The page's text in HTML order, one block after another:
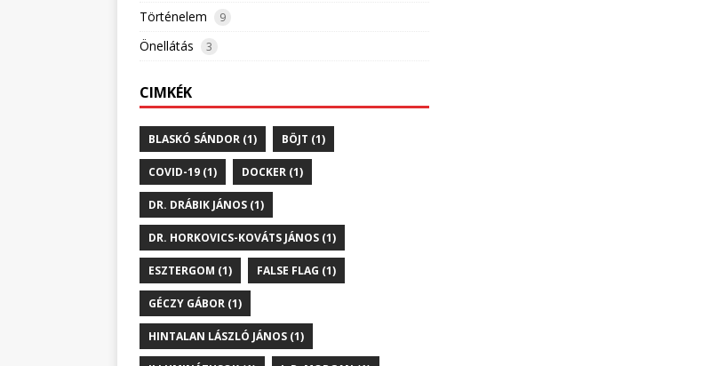
Történelem 9
Önellátás 3
CIMKÉK
BLASKÓ SÁNDOR (1) BÖJT (1)
COVID-19 (1) DOCKER (1)
DR. DRÁBIK JÁNOS (1)
DR. HORKOVICS-KOVÁTS JÁNOS (1)
ESZTERGOM (1) FALSE FLAG (1)
GÉCZY GÁBOR (1)
HINTALAN LÁSZLÓ JÁNOS (1)